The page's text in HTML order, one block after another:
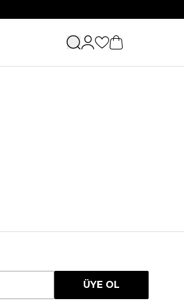
ÜYE OL